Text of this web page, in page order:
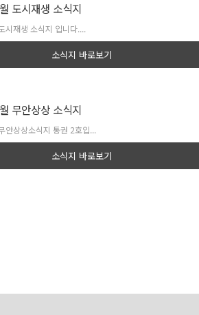
도시재생 소식지
시재생 소식지 입니다.​...
소식지 바로보기
무안상상 소식지
안상상소식지 통권 2호입...
소식지 바로보기